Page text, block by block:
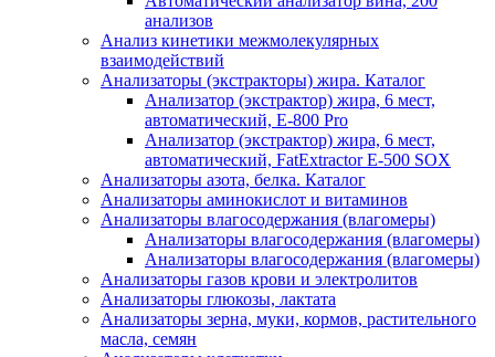
анализов
Анализ кинетики межмолекулярных
взаимодействий
Анализаторы (экстракторы) жира. Каталог
Анализатор (экстрактор) жира, 6 мест,
автоматический, E-800 Pro
Анализатор (экстрактор) жира, 6 мест,
автоматический, FatExtractor E-500 SOX
Анализаторы азота, белка. Каталог
Анализаторы аминокислот и витаминов
Анализаторы влагосодержания (влагомеры)
Анализаторы влагосодержания (влагомеры)
Анализаторы влагосодержания (влагомеры)
Анализаторы газов крови и электролитов
Анализаторы глюкозы, лактата
Анализаторы зерна, муки, кормов, растительного
масла, семян